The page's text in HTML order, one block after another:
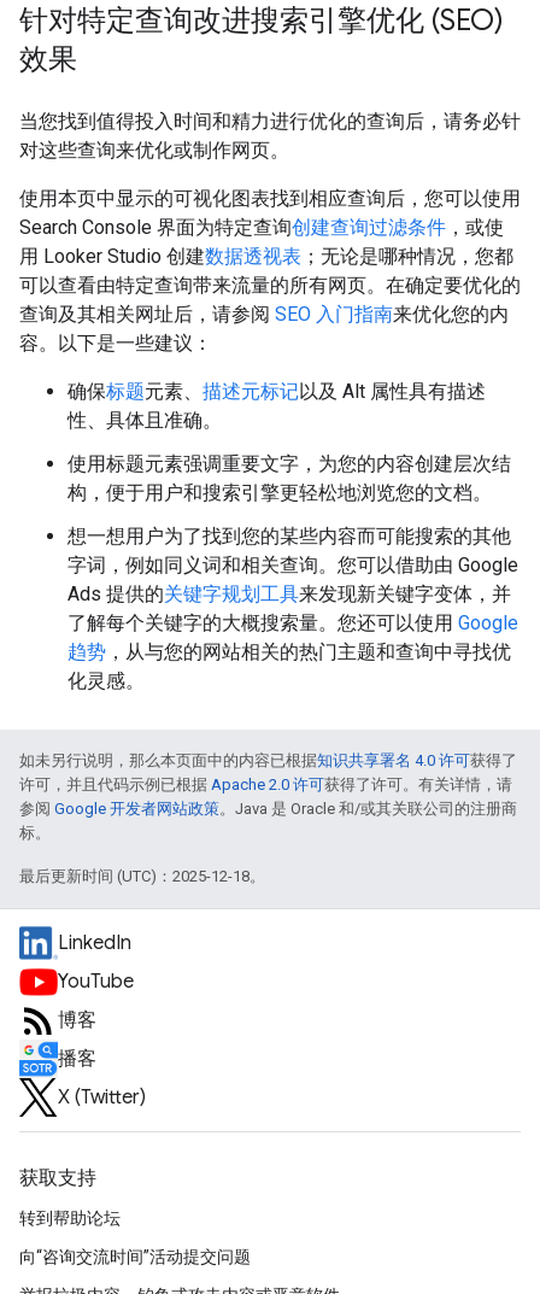
针对特定查询改进搜索引擎优化 (SEO)
效果
当您找到值得投入时间和精力进行优化的查询后，请务必针
对这些查询来优化或制作网页。
使用本页中显示的可视化图表找到相应查询后，您可以使用
Search Console 界面为特定查询创建查询过滤条件 ，或使
用 Looker Studio 创建数据透视表 ；无论是哪种情况，您都
可以查看由特定查询带来流量的所有网页。在确定要优化的
查询及其相关网址后，请参阅 SEO 入门指南来优化您的内
容。以下是一些建议：
确保标题元素、 描述元标记以及 Alt 属性具有描述
性、具体且准确。
使用标题元素强调重要文字，为您的内容创建层次结
构，便于用户和搜索引擎更轻松地浏览您的文档。
想一想用户为了找到您的某些内容而可能搜索的其他
字词，例如同义词和相关查询。您可以借助由 Google
Ads 提供的关键字规划工具来发现新关键字变体，并
了解每个关键字的大概搜索量。您还可以使用 Google
趋势 ，从与您的网站相关的热门主题和查询中寻找优
化灵感。
如未另行说明，那么本页面中的内容已根据知识共享署名 4.0 许可获得了
许可，并且代码示例已根据 Apache 2.0 许可获得了许可。有关详情，请
参阅 Google 开发者网站政策。Java 是 Oracle 和/或其关联公司的注册商
标。
最后更新时间 (UTC)：2025-12-18。
LinkedIn
YouTube
博客
播客
X (Twitter)
获取支持
转到帮助论坛
向“咨询交流时间”活动提交问题